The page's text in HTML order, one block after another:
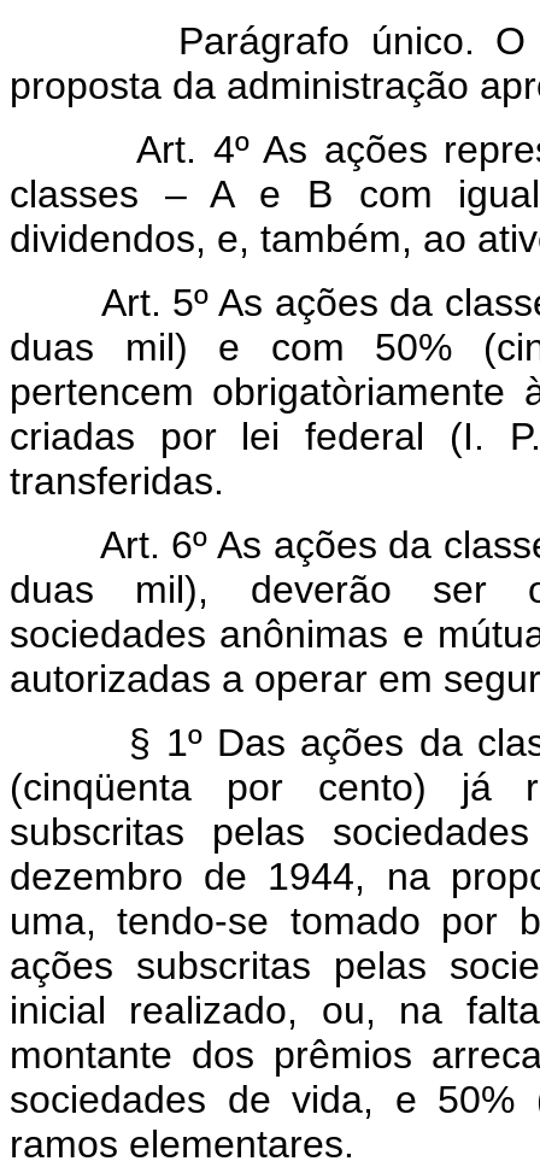
Parágrafo único. O
proposta da administração
Art. 4º As ações
classes – A e B com
dividendos, e, também, ao
Art. 5º As ações da
duas mil) e com 50%
pertencem obrigatòriamente
criadas por lei federal (I.
transferidas.
Art. 6º As ações da
duas mil), deverão ser
sociedades anônimas e
autorizadas a operar em
§ 1º Das ações da
(cinqüenta por cento) já
subscritas pelas
dezembro de 1944, na
uma, tendo-se tomado por
ações subscritas pelas
inicial realizado, ou, na
montante dos prêmios
sociedades de vida, e
ramos elementares.